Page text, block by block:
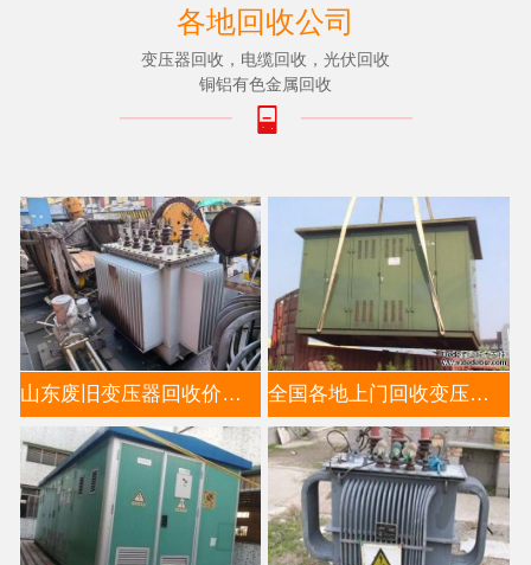
各地回收公司
变压器回收，电缆回收，光伏回收
铜铝有色金属回收
山东废旧变压器回收价格分析-推荐山东变压器回收公司 全国各地上门回收变压器公司电话13521663353（高价上门回